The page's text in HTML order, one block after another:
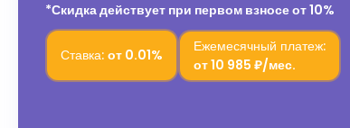
*Скидка действует при первом взносе от 10%
Ставка: от 0.01%
Ежемесячный платеж:
от10 985 ₽/мес.